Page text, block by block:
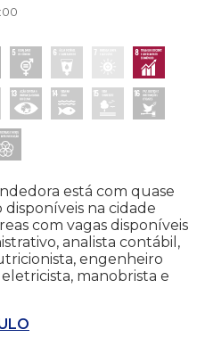
está com quase
na cidade
com vagas disponíveis
analista contábil,
engenheiro
manobrista e